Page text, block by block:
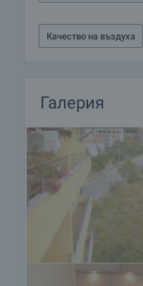
Качество на въздуха
Галерия